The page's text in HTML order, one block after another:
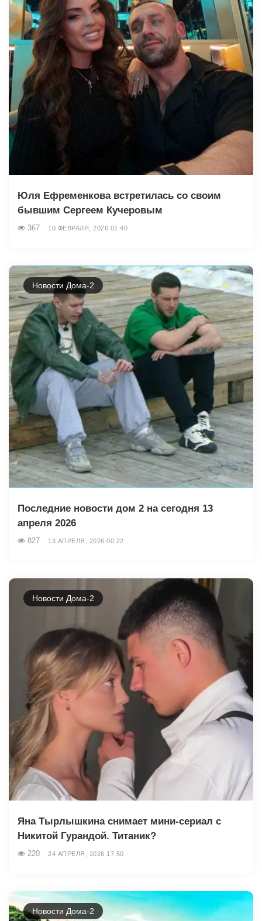
Юля Ефременкова встретилась со своим
бывшим Сергеем Кучеровым
367 10 ФЕВРАЛЯ, 2026 01:40
Новости Дома-2
Последние новости дом 2 на сегодня 13
апреля 2026
827 13 АПРЕЛЯ, 2026 00:22
Новости Дома-2
Яна Тырлышкина снимает мини-сериал с
Никитой Гурандой. Титаник?
220 24 АПРЕЛЯ, 2026 17:50
Новости Дома-2